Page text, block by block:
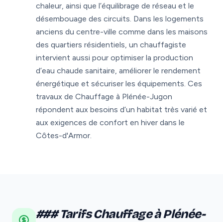
chaleur, ainsi que l’équilibrage de réseau et le
désembouage des circuits. Dans les logements
anciens du centre-ville comme dans les maisons
des quartiers résidentiels, un chauffagiste
intervient aussi pour optimiser la production
d’eau chaude sanitaire, améliorer le rendement
énergétique et sécuriser les équipements. Ces
travaux de Chauffage à Plénée-Jugon
répondent aux besoins d’un habitat très varié et
aux exigences de confort en hiver dans le
Côtes-d'Armor.
### Tarifs Chauffage à Plénée-